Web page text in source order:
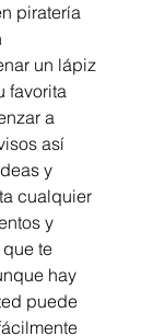
piratería
un lápiz
favorita
a
así
y
cualquier
y
te
hay
puede